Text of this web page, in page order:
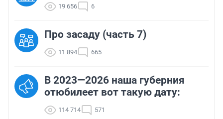
19 656 6
Про засаду (часть 7)
11 894 665
В 2023—2026 наша губерния
отюбилеет вот такую дату:
114 714 571